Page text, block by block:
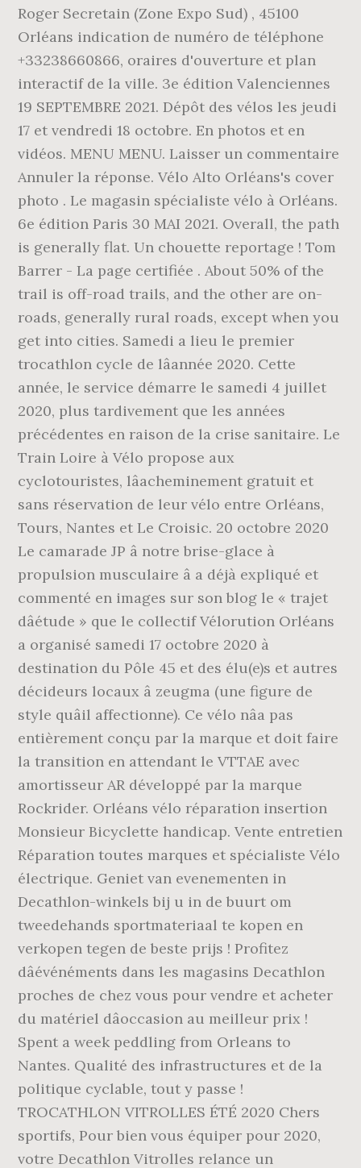
Roger Secretain (Zone Expo Sud) , 45100
Orléans indication de numéro de téléphone
+33238660866, oraires d'ouverture et plan
interactif de la ville. 3e édition Valenciennes
19 SEPTEMBRE 2021. Dépôt des vélos les jeudi
17 et vendredi 18 octobre. En photos et en
vidéos. MENU MENU. Laisser un commentaire
Annuler la réponse. Vélo Alto Orléans's cover
photo . Le magasin spécialiste vélo à Orléans.
6e édition Paris 30 MAI 2021. Overall, the path
is generally flat. Un chouette reportage ! Tom
Barrer - La page certifiée . About 50% of the
trail is off-road trails, and the other are on-
roads, generally rural roads, except when you
get into cities. Samedi a lieu le premier
trocathlon cycle de lâannée 2020. Cette
année, le service démarre le samedi 4 juillet
2020, plus tardivement que les années
précédentes en raison de la crise sanitaire. Le
Train Loire à Vélo propose aux
cyclotouristes, lâacheminement gratuit et
sans réservation de leur vélo entre Orléans,
Tours, Nantes et Le Croisic. 20 octobre 2020
Le camarade JP â notre brise-glace à
propulsion musculaire â a déjà expliqué et
commenté en images sur son blog le « trajet
dâétude » que le collectif Vélorution Orléans
a organisé samedi 17 octobre 2020 à
destination du Pôle 45 et des élu(e)s et autres
décideurs locaux â zeugma (une figure de
style quâil affectionne). Ce vélo nâa pas
entièrement conçu par la marque et doit faire
la transition en attendant le VTTAE avec
amortisseur AR développé par la marque
Rockrider. Orléans vélo réparation insertion
Monsieur Bicyclette handicap. Vente entretien
Réparation toutes marques et spécialiste Vélo
électrique. Geniet van evenementen in
Decathlon-winkels bij u in de buurt om
tweedehands sportmateriaal te kopen en
verkopen tegen de beste prijs ! Profitez
dâévénéments dans les magasins Decathlon
proches de chez vous pour vendre et acheter
du matériel dâoccasion au meilleur prix !
Spent a week peddling from Orleans to
Nantes. Qualité des infrastructures et de la
politique cyclable, tout y passe !
TROCATHLON VITROLLES ÉTÉ 2020 Chers
sportifs, Pour bien vous équiper pour 2020,
votre Decathlon Vitrolles relance un